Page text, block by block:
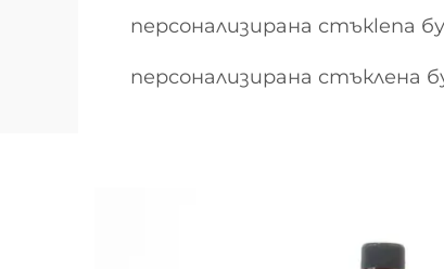
персонализирана стъкlena
персонализирана стъклена